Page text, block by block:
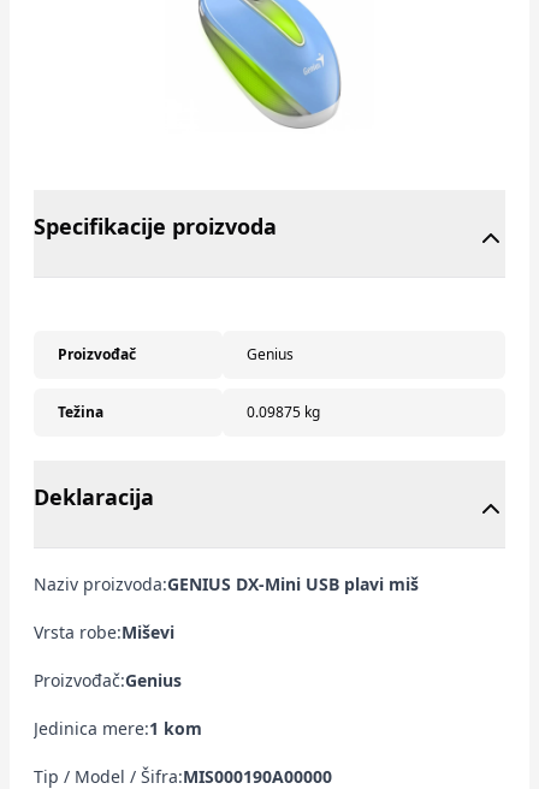
Specifikacije proizvoda
Proizvođač Genius
Težina 0.09875 kg
Deklaracija
Naziv proizvoda:GENIUS DX-Mini USB plavi miš
Vrsta robe:Miševi
Proizvođač:Genius
Jedinica mere:1 kom
Tip / Model / Šifra:MIS000190A00000